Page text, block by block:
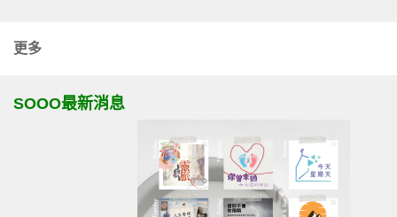
更多
SOOO最新消息